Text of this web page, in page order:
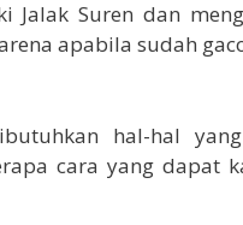
Jalak Suren dan
apabila sudah
hal-hal
cara yang dapat